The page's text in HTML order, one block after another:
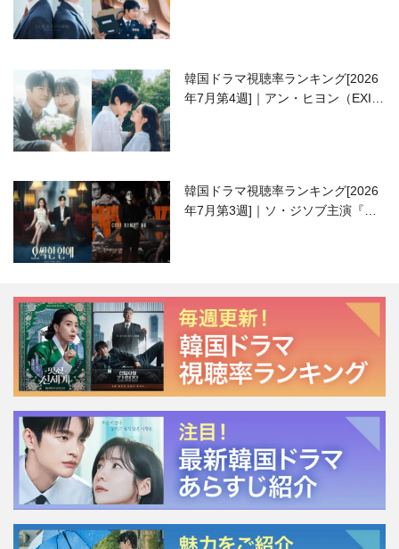
韓国ドラマ視聴率ランキング[2026
年7月第4週]｜アン・ヒヨン（EXID
韓国ドラマ視聴率ランキング[2026
年7月第3週]｜ソ・ジソブ主演『エ